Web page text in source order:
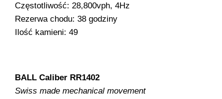
Częstotliwość: 28,800vph, 4Hz
Rezerwa chodu: 38 godziny
Ilość kamieni: 49
BALL Caliber RR1402
Swiss made mechanical movement